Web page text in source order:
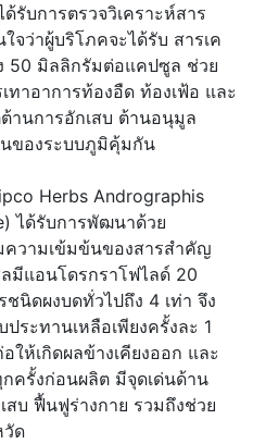
รับการตรวจวิเคราะห์สาร
จว่าผู้บริโภคจะได้รับ สารเค
50 มิลลิกรัมต่อแคปซูล ช่วย
ทาอาการท้องอืด ท้องเฟ้อ และ
นการอักเสบ ต้านอนุมูล
ของระบบภูมิคุ้มกัน
Herbs Andrographis
ได้รับการพัฒนาด้วย
ความเข้มข้นของสารสำคัญ
มีแอนโดรกราโฟไลด์ 20
นิดผงบดทั่วไปถึง 4 เท่า จึง
ระทานเหลือเพียงครั้งละ 1
ห้เกิดผลข้างเคียงออก และ
ครั้งก่อนผลิต มีจุดเด่นด้าน
บ ฟื้นฟูร่างกาย รวมถึงช่วย
วัด